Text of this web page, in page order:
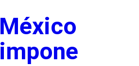
México
impone